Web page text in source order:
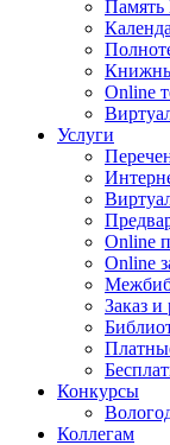
Память
Online
Услуги
Online
Online
Заказ и
Конкурсы
Коллегам